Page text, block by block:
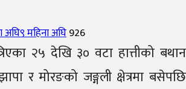
अघि९ महिना अघि926
२५ देखि ३० वटा हात्तीको बथान
र मोरङको जङ्गली क्षेत्रमा बसेपछि